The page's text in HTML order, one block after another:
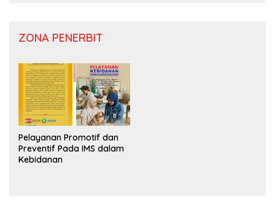
ZONA PENERBIT
Pelayanan Promotif dan
Preventif Pada IMS dalam
Kebidanan